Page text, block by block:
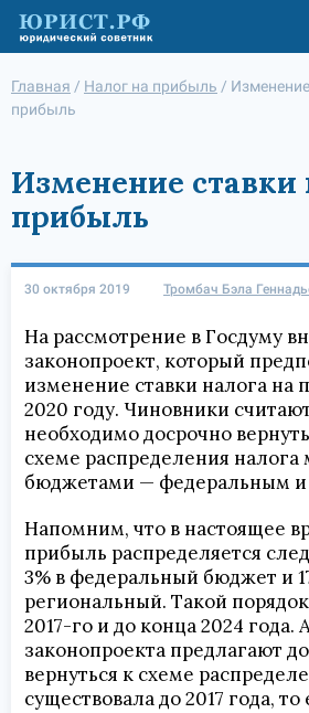
Главная / Налог на прибыль /
прибыль
Изменение ставки
прибыль
30 октября 2019 Тромбач Бэла
На рассмотрение в Госдуму
законопроект, который
изменение ставки налога на
2020 году. Чиновники
необходимо досрочно
схеме распределения налога
бюджетами — федеральным
Напомним, что в настоящее
прибыль распределяется
3% в федеральный бюджет и
региональный. Такой
2017-го и до конца 2024 года.
законопроекта предлагают
вернуться к схеме
существовала до 2017 года, то